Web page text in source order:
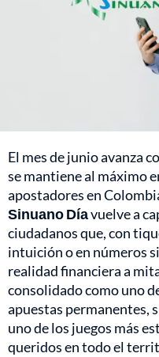
El mes de junio avanza
se mantiene al máximo
apostadores en
Sinuano Díavuelve a
ciudadanos que, con
intuición o en números
realidad financiera a
consolidado como uno
apuestas permanentes,
uno de los juegos más
queridos en todo el